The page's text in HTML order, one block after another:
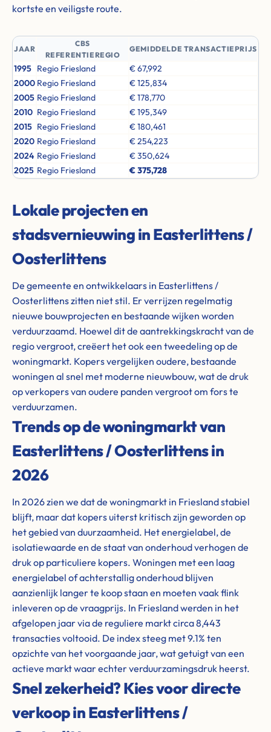
kortste en veiligste route.
JAAR
CBS
REFERENTIEREGIO
GEMIDDELDE TRANSACTIEPRIJS
1995 Regio Friesland
€ 67,992
2000 Regio Friesland
€ 125,834
2005 Regio Friesland
€ 178,770
2010 Regio Friesland
€ 195,349
2015 Regio Friesland
€ 180,461
2020 Regio Friesland
€ 254,223
2024 Regio Friesland
€ 350,624
2025 Regio Friesland € 375,728
Lokale projecten en
stadsvernieuwing in Easterlittens /
Oosterlittens
De gemeente en ontwikkelaars in Easterlittens /
Oosterlittens zitten niet stil. Er verrijzen regelmatig
nieuwe bouwprojecten en bestaande wijken worden
verduurzaamd. Hoewel dit de aantrekkingskracht van de
regio vergroot, creëert het ook een tweedeling op de
woningmarkt. Kopers vergelijken oudere, bestaande
woningen al snel met moderne nieuwbouw, wat de druk
op verkopers van oudere panden vergroot om fors te
verduurzamen.
Trends op de woningmarkt van
Easterlittens / Oosterlittens in
2026
In 2026 zien we dat de woningmarkt in Friesland stabiel
blijft, maar dat kopers uiterst kritisch zijn geworden op
het gebied van duurzaamheid. Het energielabel, de
isolatiewaarde en de staat van onderhoud verhogen de
druk op particuliere kopers. Woningen met een laag
energielabel of achterstallig onderhoud blijven
aanzienlijk langer te koop staan en moeten vaak flink
inleveren op de vraagprijs. In Friesland werden in het
afgelopen jaar via de reguliere markt circa 8,443
transacties voltooid. De index steeg met 9.1% ten
opzichte van het voorgaande jaar, wat getuigt van een
actieve markt waar echter verduurzamingsdruk heerst.
Snel zekerheid? Kies voor directe
verkoop in Easterlittens /